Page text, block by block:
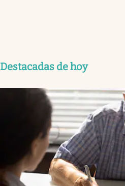
Destacadas de hoy